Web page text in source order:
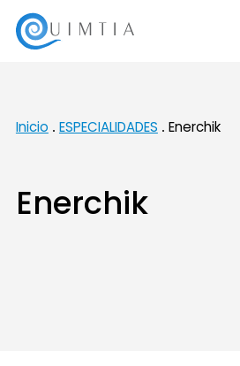
Inicio ESPECIALIDADES Enerchik
Enerchik